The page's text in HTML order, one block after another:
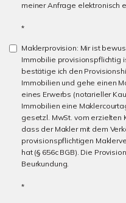
meiner Anfrage elektronisch
*
Maklerprovision: Mir ist
Immobilie provisionspflichtig
bestätige ich den
Immobilien und gehe einen
eines Erwerbs (notarieller
Immobilien eine
gesetzl. MwSt. vom erzielten
dass der Makler mit dem
provisionspflichtigen
hat (§ 656c BGB). Die
Beurkundung.
*